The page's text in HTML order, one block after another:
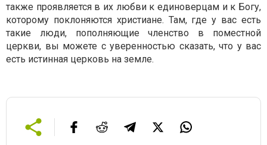
также проявляется в их любви к единоверцам и к Богу,
которому поклоняются христиане. Там, где у вас есть
такие люди, пополняющие членство в поместной
церкви, вы можете с уверенностью сказать, что у вас
есть истинная церковь на земле.